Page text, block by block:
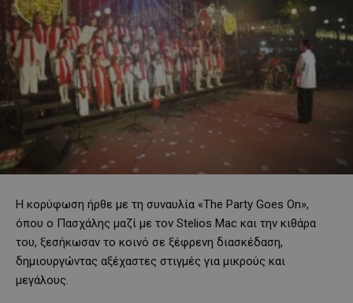
Η κορύφωση ήρθε με τη συναυλία «The Party Goes On»,
όπου ο Πασχάλης μαζί με τον Stelios Mac και την κιθάρα
του, ξεσήκωσαν το κοινό σε ξέφρενη διασκέδαση,
δημιουργώντας αξέχαστες στιγμές για μικρούς και
μεγάλους.